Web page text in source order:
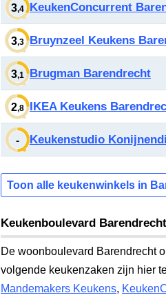
3,4 KeukenConcurrent
3,3 Bruynzeel Keukens
3,1 Brugman Barendrecht
2,8 IKEA Keukens
- Keukenstudio
Toon alle keukenwinkels in
Keukenboulevard Barendrecht
De woonboulevard Barendrecht
volgende keukenzaken zijn hier
Mandemakers Keukens,